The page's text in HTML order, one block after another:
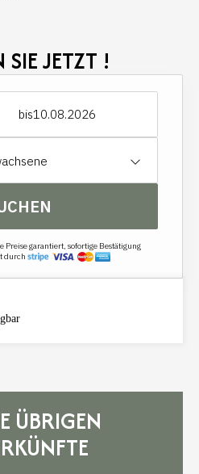
SIE JETZT !
bis
Preise garantiert, sofortige Bestätigung
durch
ÜBRIGEN